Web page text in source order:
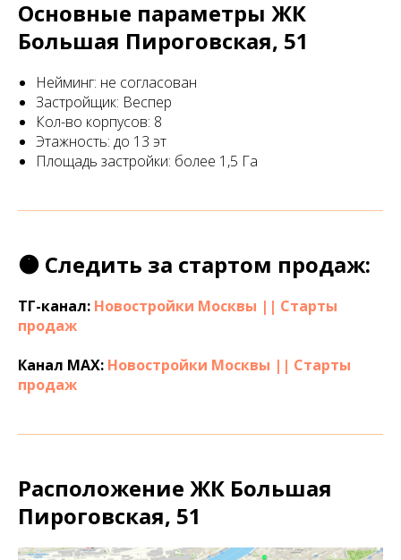
Основные параметры ЖК
Большая Пироговская, 51
Нейминг: не согласован
Застройщик: Веспер
Кол-во корпусов: 8
Этажность: до 13 эт
Площадь застройки: более 1,5 Га
🟠 Следить за стартом продаж:
ТГ-канал: Новостройки Москвы || Старты
продаж
Канал МАХ: Новостройки Москвы || Старты
продаж
Расположение ЖК Большая
Пироговская, 51